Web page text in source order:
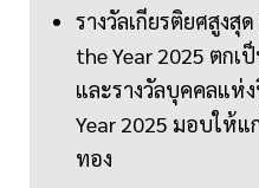
รางวัลเกียรติยศสูงสุ
the Year 2025 ตกเ
และรางวัลบุคคลแห่
Year 2025 มอบให้
ทอง